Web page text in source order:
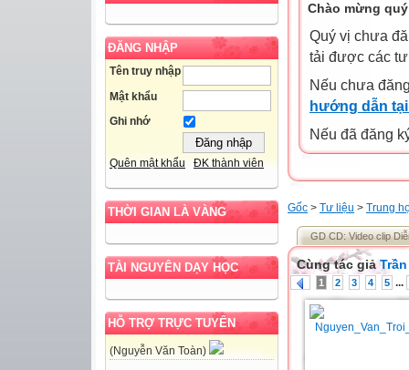
ĐĂNG NHẬP
Tên truy nhập
Mật khẩu
Ghi nhớ
Quên mật khẩu ĐK thành viên
THỜI GIAN LÀ VÀNG
TÀI NGUYÊN DẠY HỌC
HỖ TRỢ TRỰC TUYẾN
(Nguyễn Văn Toàn)
Chào mừng
Quý vị chưa
tải được các
Nếu chưa
hướng dẫn
Nếu đã đăng
Gốc > Tư liệu > Trung
GD CD: Video clip
Cùng tác giả
1 2 3 4 5 ...